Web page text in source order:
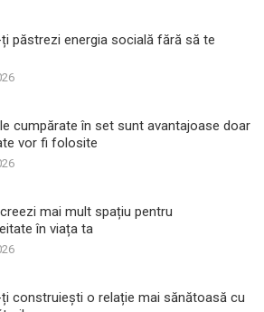
păstrezi energia socială fără să te
cumpărate în set sunt avantajoase doar
vor fi folosite
mai mult spațiu pentru
în viața ta
construiești o relație mai sănătoasă cu